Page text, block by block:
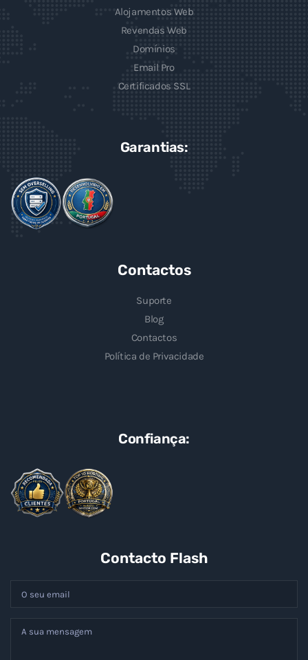
Alojamentos Web
Revendas Web
Domínios
Email Pro
Certificados SSL
Garantias:
Contactos
Suporte
Blog
Contactos
Política de Privacidade
Confiança:
Contacto Flash